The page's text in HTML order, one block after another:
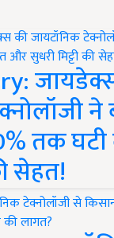
तक
सेहत!